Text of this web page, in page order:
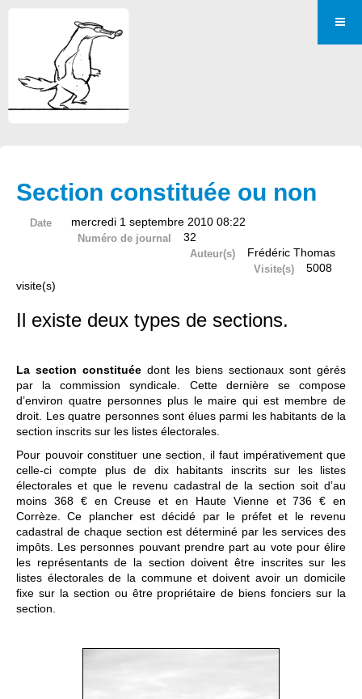
Section constituée ou non
Date mercredi 1 septembre 2010 08:22
Numéro de journal 32
Auteur(s) Frédéric Thomas
Visite(s)
5008
visite(s)
Il existe deux types de sections.
La section constituée dont les biens sectionaux sont gérés
par la commission syndicale. Cette dernière se compose
d’environ quatre personnes plus le maire qui est membre de
droit. Les quatre personnes sont élues parmi les habitants de la
section inscrits sur les listes électorales.
Pour pouvoir constituer une section, il faut impérativement que
celle-ci compte plus de dix habitants inscrits sur les listes
électorales et que le revenu cadastral de la section soit d’au
moins 368 € en Creuse et en Haute Vienne et 736 € en
Corrèze. Ce plancher est décidé par le préfet et le revenu
cadastral de chaque section est déterminé par les services des
impôts. Les personnes pouvant prendre part au vote pour élire
les représentants de la section doivent être inscrites sur les
listes électorales de la commune et doivent avoir un domicile
fixe sur la section ou être propriétaire de biens fonciers sur la
section.